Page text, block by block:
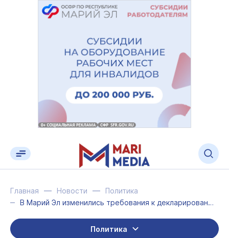
Главная Новости
Политика
В Марий Эл изменились требования к декларированию доходов для отдельных категори...
Политика